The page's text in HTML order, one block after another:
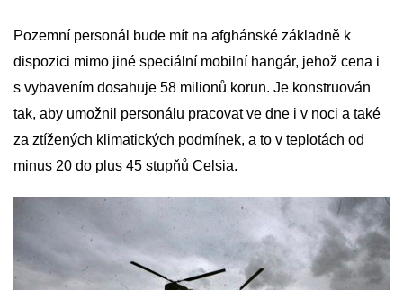
Pozemní personál bude mít na afghánské základně k
dispozici mimo jiné speciální mobilní hangár, jehož cena i
s vybavením dosahuje 58 milionů korun. Je konstruován
tak, aby umožnil personálu pracovat ve dne i v noci a také
za ztížených klimatických podmínek, a to v teplotách od
minus 20 do plus 45 stupňů Celsia.